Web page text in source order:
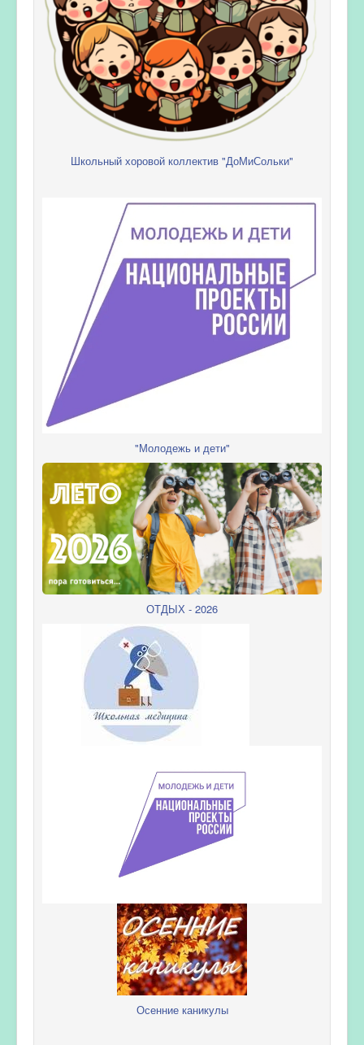
Школьный хоровой коллектив "ДоМиСольки"
"Молодежь и дети"
ОТДЫХ - 2026
Осенние каникулы